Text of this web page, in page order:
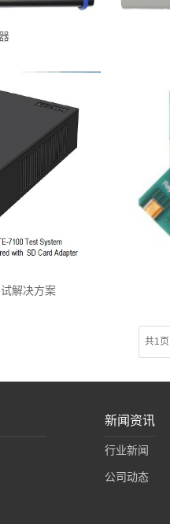
解决方案
共1页
新闻资讯
行业新闻
公司动态